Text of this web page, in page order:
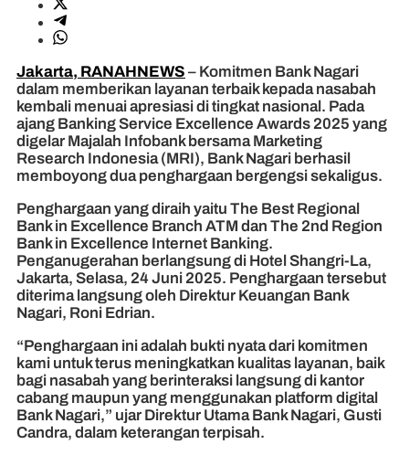
Jakarta, RANAHNEWS – Komitmen Bank Nagari
dalam memberikan layanan terbaik kepada nasabah
kembali menuai apresiasi di tingkat nasional. Pada
ajang Banking Service Excellence Awards 2025 yang
digelar Majalah Infobank bersama Marketing
Research Indonesia (MRI), Bank Nagari berhasil
memboyong dua penghargaan bergengsi sekaligus.
Penghargaan yang diraih yaitu The Best Regional
Bank in Excellence Branch ATM dan The 2nd Region
Bank in Excellence Internet Banking.
Penganugerahan berlangsung di Hotel Shangri-La,
Jakarta, Selasa, 24 Juni 2025. Penghargaan tersebut
diterima langsung oleh Direktur Keuangan Bank
Nagari, Roni Edrian.
“Penghargaan ini adalah bukti nyata dari komitmen
kami untuk terus meningkatkan kualitas layanan, baik
bagi nasabah yang berinteraksi langsung di kantor
cabang maupun yang menggunakan platform digital
Bank Nagari,” ujar Direktur Utama Bank Nagari, Gusti
Candra, dalam keterangan terpisah.